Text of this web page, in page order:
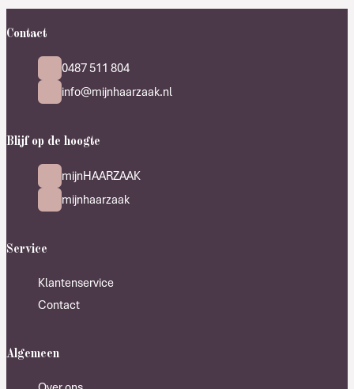
Contact
0487 511 804
info@mijnhaarzaak.nl
Blijf op de hoogte
mijnHAARZAAK
mijnhaarzaak
Service
Klantenservice
Contact
Algemeen